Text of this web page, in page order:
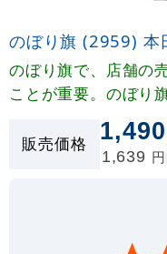
のぼり旗 (2959) 本
のぼり旗で、店舗の
ことが重要。のぼり
販売価格 1,490
1,639 円